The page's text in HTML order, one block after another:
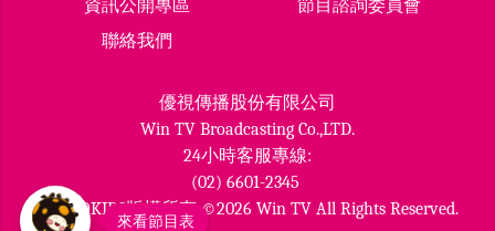
資訊公開專區
節目諮詢委員會
聯絡我們
優視傳播股份有限公司
Win TV Broadcasting Co.,LTD.
24小時客服專線:
(02) 6601-2345
MOMOKIDS版權所有 ©2026 Win TV All Rights Reserved.
來看節目表